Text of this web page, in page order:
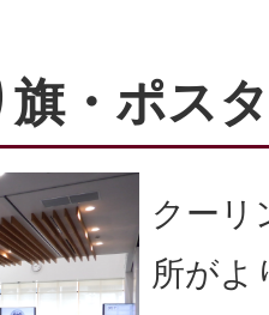
旗・ポス
クーリ
所がよ